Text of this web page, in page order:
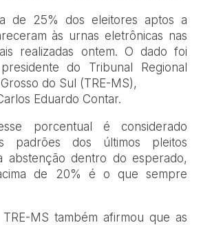
de 25% dos eleitores aptos a
às urnas eletrônicas nas
realizadas ontem. O dado foi
do Tribunal Regional
do Sul (TRE-MS),
Eduardo Contar.
porcentual é considerado
padrões dos últimos pleitos
abstenção dentro do esperado,
de 20% é o que sempre
MS também afirmou que as